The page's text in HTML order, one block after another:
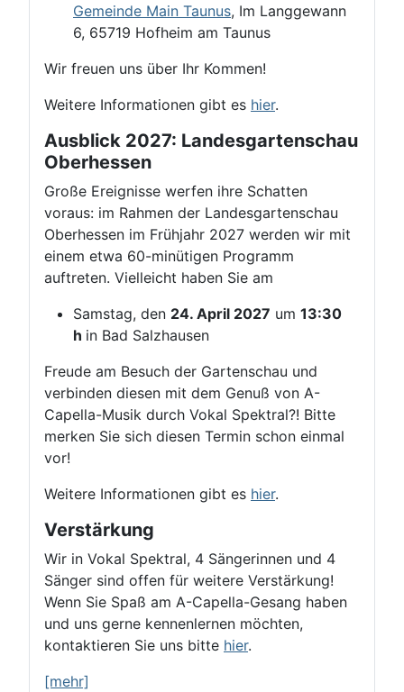
Gemeinde Main Taunus, Im Langgewann
6, 65719 Hofheim am Taunus
Wir freuen uns über Ihr Kommen!
Weitere Informationen gibt es hier.
Ausblick 2027: Landesgartenschau
Oberhessen
Große Ereignisse werfen ihre Schatten
voraus: im Rahmen der Landesgartenschau
Oberhessen im Frühjahr 2027 werden wir mit
einem etwa 60-minütigen Programm
auftreten. Vielleicht haben Sie am
Samstag, den 24. April 2027 um 13:30
h in Bad Salzhausen
Freude am Besuch der Gartenschau und
verbinden diesen mit dem Genuß von A-
Capella-Musik durch Vokal Spektral?! Bitte
merken Sie sich diesen Termin schon einmal
vor!
Weitere Informationen gibt es hier.
Verstärkung
Wir in Vokal Spektral, 4 Sängerinnen und 4
Sänger sind offen für weitere Verstärkung!
Wenn Sie Spaß am A-Capella-Gesang haben
und uns gerne kennenlernen möchten,
kontaktieren Sie uns bitte hier.
[mehr]